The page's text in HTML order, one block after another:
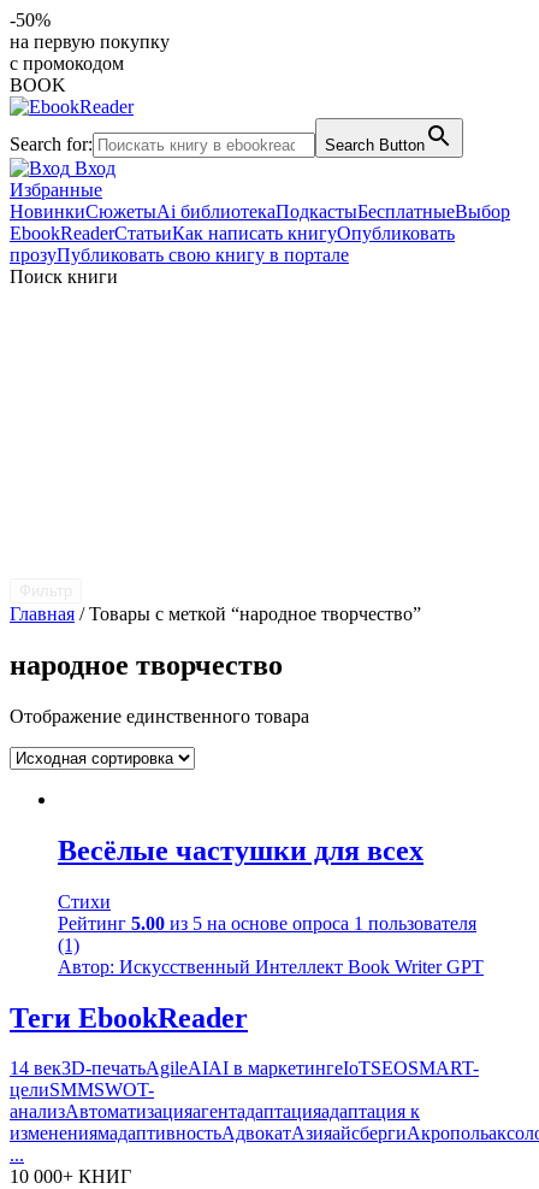
-50%
на первую покупку
с промокодом
BOOK
Search for: Search Button
Вход
Избранные
НовинкиСюжетыAi библиотекаПодкастыБесплатныеВыбор
EbookReaderСтатьиКак написать книгуОпубликовать
прозуПубликовать свою книгу в портале
Поиск книги
Главная / Товары с меткой “народное творчество”
народное творчество
Отображение единственного товара
Весёлые частушки для всех
Стихи
Рейтинг 5.00 из 5 на основе опроса 1 пользователя
(1)
Автор: Искусственный Интеллект Book Writer GPT
Теги EbookReader
14 век3D-печатьAgileAIAI в маркетингеIoTSEOSMART-
целиSMMSWOT-
анализАвтоматизацияагентадаптацияадаптация к
изменениямадаптивностьАдвокатАзияайсбергиАкрополь
...
10 000+ КНИГ